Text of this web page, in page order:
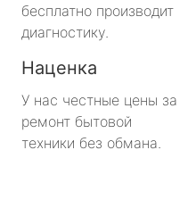
бесплатно производит
диагностику.
Наценка
У нас честные цены за
ремонт бытовой
техники без обмана.